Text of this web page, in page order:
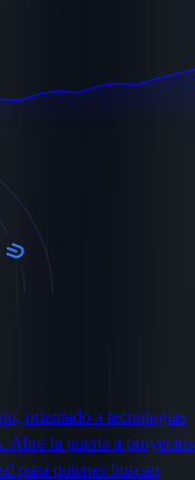
orientado a tecnologías
Abre la puerta a proyectos
para quienes buscan